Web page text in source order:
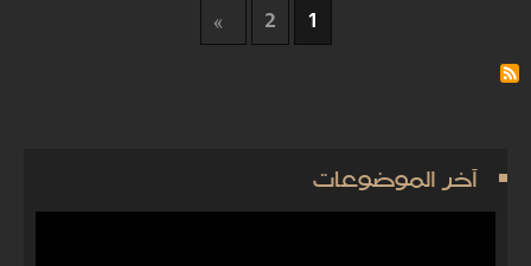
1
2
آخر الموضوعات